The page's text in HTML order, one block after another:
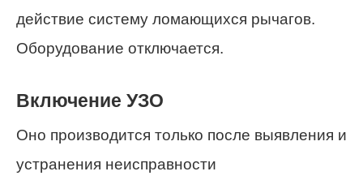
действие систему ломающихся рычагов.
Оборудование отключается.
Включение УЗО
Оно производится только после выявления и
устранения неисправности